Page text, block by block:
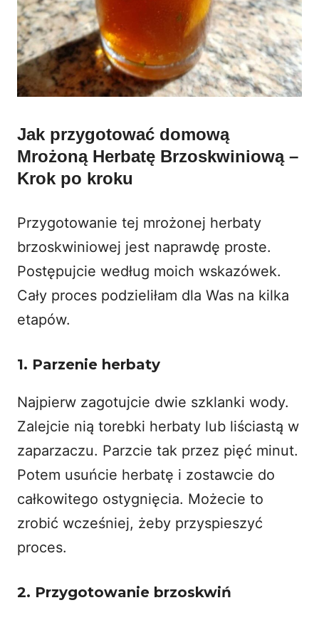
Jak przygotować domową
Mrożoną Herbatę Brzoskwiniową –
Krok po kroku
Przygotowanie tej mrożonej herbaty
brzoskwiniowej jest naprawdę proste.
Postępujcie według moich wskazówek.
Cały proces podzieliłam dla Was na kilka
etapów.
1. Parzenie herbaty
Najpierw zagotujcie dwie szklanki wody.
Zalejcie nią torebki herbaty lub liściastą w
zaparzaczu. Parzcie tak przez pięć minut.
Potem usuńcie herbatę i zostawcie do
całkowitego ostygnięcia. Możecie to
zrobić wcześniej, żeby przyspieszyć
proces.
2. Przygotowanie brzoskwiń